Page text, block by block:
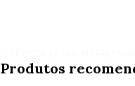
Produtos